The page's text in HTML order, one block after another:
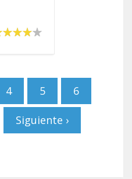
4 5 6
Siguiente ›